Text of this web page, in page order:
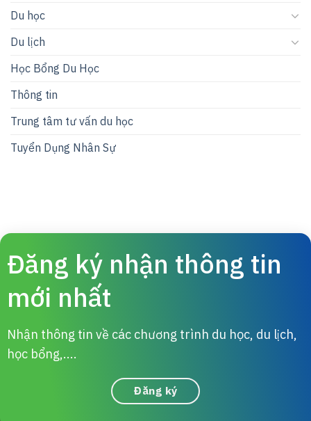
Du học
Du lịch
Học Bổng Du Học
Thông tin
Trung tâm tư vấn du học
Tuyển Dụng Nhân Sự
Đăng ký nhận thông tin
mới nhất
Nhận thông tin về các chương trình du học, du lịch,
học bổng,....
Đăng ký